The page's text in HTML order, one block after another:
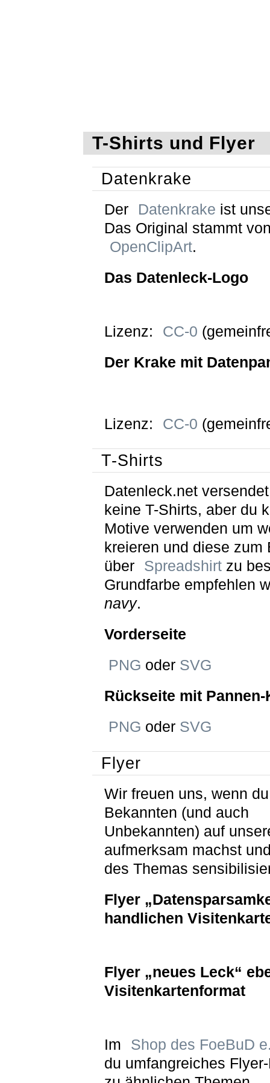
T-Shirts und Flyer
Datenkrake
Der Datenkrake ist
Das Original stammt
OpenClipArt.
Das Datenleck-Logo
Lizenz: CC-0
Der Krake mit
Lizenz: CC-0
T-Shirts
Datenleck.net
keine T-Shirts, aber du
Motive verwenden um
kreieren und diese zum
über
Spreadshirtzu
Grundfarbe empfehlen
navy.
Vorderseite
PNG oder SVG
Rückseite mit Pannen-
PNG oder SVG
Flyer
Wir freuen uns, wenn
Bekannten (und auch
Unbekannten) auf
aufmerksam machst
des Themas
Flyer
handlichen
Flyer „neues Leck“
Visitenkartenformat
Im
Shop des FoeBuD
du umfangreiches